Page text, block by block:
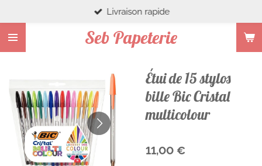
au
contenu
principal
Seb Papeterie
Livraison rapide
Étui de 15 stylos
bille Bic Cristal
multicolour
11,00 €